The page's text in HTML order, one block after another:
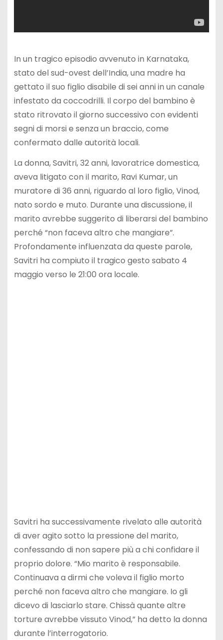
In un tragico episodio avvenuto in Karnataka,
stato del sud-ovest dell’India, una madre ha
gettato il suo figlio disabile di sei anni in un canale
infestato da coccodrilli. Il corpo del bambino è
stato ritrovato il giorno successivo con evidenti
segni di morsi e senza un braccio, come
confermato dalle autorità locali.
La donna, Savitri, 32 anni, lavoratrice domestica,
aveva litigato con il marito, Ravi Kumar, un
muratore di 36 anni, riguardo al loro figlio, Vinod,
nato sordo e muto. Durante una discussione, il
marito avrebbe suggerito di liberarsi del bambino
perché “non faceva altro che mangiare”.
Profondamente influenzata da queste parole,
Savitri ha compiuto il tragico gesto sabato 4
maggio verso le 21:00 ora locale.
Savitri ha successivamente rivelato alle autorità
di aver agito sotto la pressione del marito,
confessando di non sapere più a chi confidare il
proprio dolore. “Mio marito è responsabile.
Continuava a dirmi che voleva il figlio morto
perché non faceva altro che mangiare. Io gli
dicevo di lasciarlo stare. Chissà quante altre
torture avrebbe vissuto Vinod,” ha detto la donna
durante l’interrogatorio.